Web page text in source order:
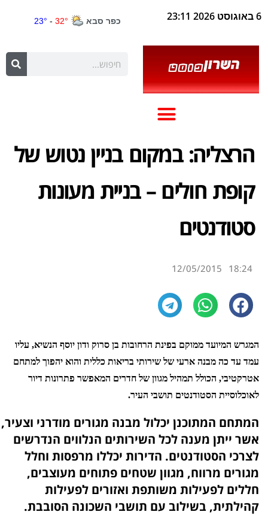
6 באוגוסט 2026 23:11
הרצליה: במקום בניין נטוש של
קופת חולים – בניית מעונות
סטודנטים
18:24
12/05/2015
המגרש המיועד ממוקם בפינת הרחובות בן סרוק ודון יוסף הנשיא, עליו
עמד עד כה מבנה ארעי של שירותי בריאות כללית והוא יהפוך למתחם
אטרקטיבי, הכולל תמהיל מגוון של חדרים המאפשר פתרונות דיור
לאוכלוסיית הסטודנטים תושבי העיר.
המתחם המתוכנן יכלול מבנה מגורים מודרני וצעיר,
אשר ייתן מענה לכל השירותים הנלווים הנדרשים
לצרכי הסטודנטים. הדירות יכללו מרפסות וחלל
מגורים מרווח, מגוון שטחים פתוחים מעוצבים,
חללים לפעילות משותפת ואזורים לפעילות
קהילתית, בשילוב עם תושבי השכונה הסובבת.